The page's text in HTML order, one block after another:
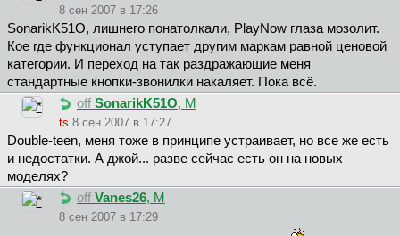
8 сен 2007 в 17:26
SonarikK51O, лишнего понатолкали, PlayNow глаза мозолит.
Кое где функционал уступает другим маркам равной ценовой
категории. И переход на так раздражающие меня
стандартные кнопки-звонилки накаляет. Пока всё.
off SonarikK51O, М
ts 8 сен 2007 в 17:27
Double-teen, меня тоже в принципе устраивает, но все же есть
и недостатки. А джой... разве сейчас есть он на новых
моделях?
off Vanes26, М
8 сен 2007 в 17:29